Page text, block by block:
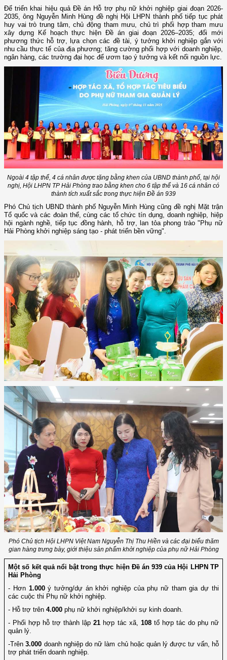
Để triển khai hiệu quả Đề án Hỗ trợ phụ nữ khởi nghiệp giai đoạn 2026-
2035, ông Nguyễn Minh Hùng đề nghị Hội LHPN thành phố tiếp tục phát
huy vai trò trung tâm, chủ động tham mưu, chủ trì phối hợp tham mưu
xây dựng Kế hoạch thực hiện Đề án giai đoạn 2026–2035; đổi mới
phương thức hỗ trợ, lựa chọn các đề tài, ý tưởng khởi nghiệp gắn với
nhu cầu thực tế của địa phương; tăng cường phối hợp với doanh nghiệp,
ngân hàng, các trường đại học để ươm tạo ý tưởng và kết nối nguồn lực.
Ngoài 4 tập thể, 4 cá nhân được tặng bằng khen của UBND thành phố, tại hội
nghị, Hội LHPN TP Hải Phòng trao bằng khen cho 6 tập thể và 16 cá nhân có
thành tích xuất sắc trong thực hiện Đề án 939
Phó Chủ tịch UBND thành phố Nguyễn Minh Hùng cũng đề nghị Mặt trận
Tổ quốc và các đoàn thể, cùng các tổ chức tín dụng, doanh nghiệp, hiệp
hội ngành nghề, tiếp tục đồng hành, hỗ trợ, lan tỏa phong trào "Phụ nữ
Hải Phòng khởi nghiệp sáng tạo - phát triển bền vững".
Phó Chủ tịch Hội LHPN Việt Nam Nguyễn Thị Thu Hiền và các đại biểu thăm
gian hàng trưng bày, giới thiệu sản phẩm khởi nghiệp của phụ nữ Hải Phòng
Một số kết quả nổi bật trong thực hiện Đề án 939 của Hội LHPN TP
Hải Phòng
- Hơn 1.000ý tưởng/dự án khởi nghiệp của phụ nữ tham gia dự thi
các cuộc thi Phụ nữ khởi nghiệp.
- Hỗ trợ trên4.000 phụ nữ khởi nghiệp/khởi sự kinh doanh.
- Phối hợp hỗ trợ thành lập21 hợp tác xã, 108 tổ hợp tác do phụ nữ
quản lý.
-Trên3.000 doanh nghiệp do nữ làm chủ hoặc quản lý được tư vấn, hỗ
trợ phát triển doanh nghiệp.